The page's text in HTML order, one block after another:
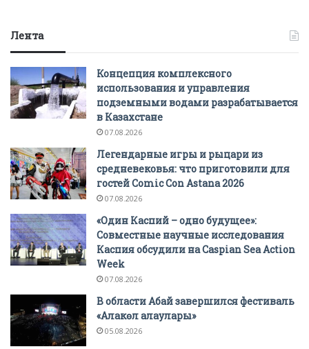
Лента
Концепция комплексного
использования и управления
подземными водами разрабатывается
в Казахстане
07.08.2026
Легендарные игры и рыцари из
средневековья: что приготовили для
гостей Comic Con Astana 2026
07.08.2026
«Один Каспий – одно будущее»:
Совместные научные исследования
Каспия обсудили на Caspian Sea Action
Week
07.08.2026
В области Абай завершился фестиваль
«Алакөл алаулары»
05.08.2026